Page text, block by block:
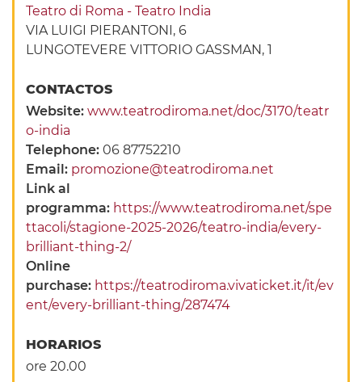
Teatro di Roma - Teatro India
VIA LUIGI PIERANTONI, 6
LUNGOTEVERE VITTORIO GASSMAN, 1
CONTACTOS
Website:www.teatrodiroma.net/doc/3170/teatr
o-india
Telephone:06 87752210
Email: promozione@teatrodiroma.net
Link al
programma: https://www.teatrodiroma.net/spe
ttacoli/stagione-2025-2026/teatro-india/every-
brilliant-thing-2/
Online
purchase: https://teatrodiroma.vivaticket.it/it/ev
ent/every-brilliant-thing/287474
HORARIOS
ore 20.00